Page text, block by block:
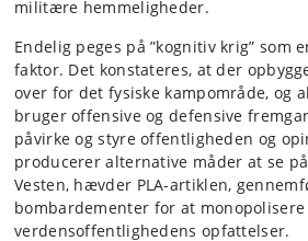
militære hemmeligheder.
Endelig peges på ”kognitiv krig” som
faktor. Det konstateres, at der
over for det fysiske kampområde, og
bruger offensive og defensive
påvirke og styre offentligheden og
producerer alternative måder at se
Vesten, hævder PLA-artiklen,
bombardementer for at monopolisere
verdensoffentlighedens opfattelser.